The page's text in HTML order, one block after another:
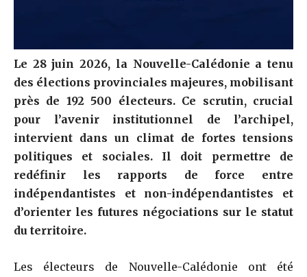
Le 28 juin 2026, la Nouvelle-Calédonie a tenu
des élections provinciales majeures, mobilisant
près de 192 500 électeurs. Ce scrutin, crucial
pour l’avenir institutionnel de l’archipel,
intervient dans un climat de fortes tensions
politiques et sociales. Il doit permettre de
redéfinir les rapports de force entre
indépendantistes et non-indépendantistes et
d’orienter les futures négociations sur le statut
du territoire.
Les électeurs de Nouvelle-Calédonie ont été